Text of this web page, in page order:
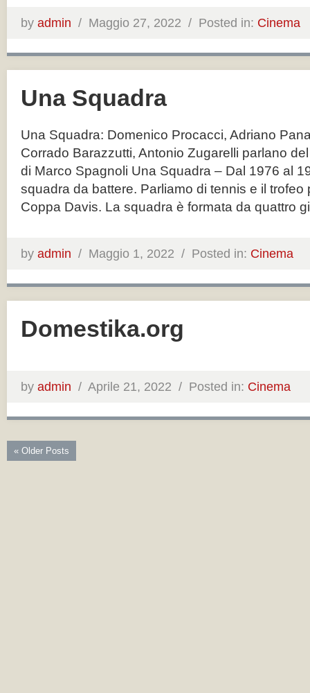
by admin / Maggio 27, 2022 / Posted in: Cinema
Una Squadra
Una Squadra: Domenico Procacci, Adriano
Corrado Barazzutti, Antonio Zugarelli parlano
di Marco Spagnoli Una Squadra – Dal 1976 al
squadra da battere. Parliamo di tennis e il trofeo
Coppa Davis. La squadra è formata da quattro
by admin / Maggio 1, 2022 / Posted in: Cinema
Domestika.org
by admin / Aprile 21, 2022 / Posted in: Cinema
« Older Posts